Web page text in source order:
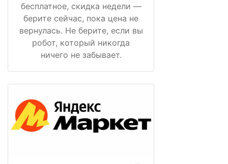
бесплатное, скидка недели —
берите сейчас, пока цена не
вернулась. Не берите, если вы
робот, который никогда
ничего не забывает.